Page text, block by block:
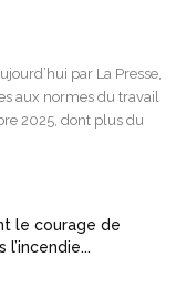
par La Presse,
aux normes du travail
2025, dont plus du
le courage de
l’incendie...